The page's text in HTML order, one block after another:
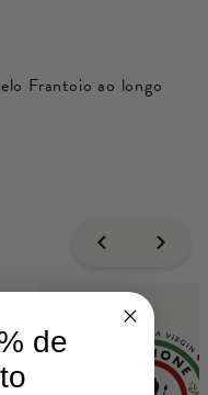
Frantoio ao longo
de